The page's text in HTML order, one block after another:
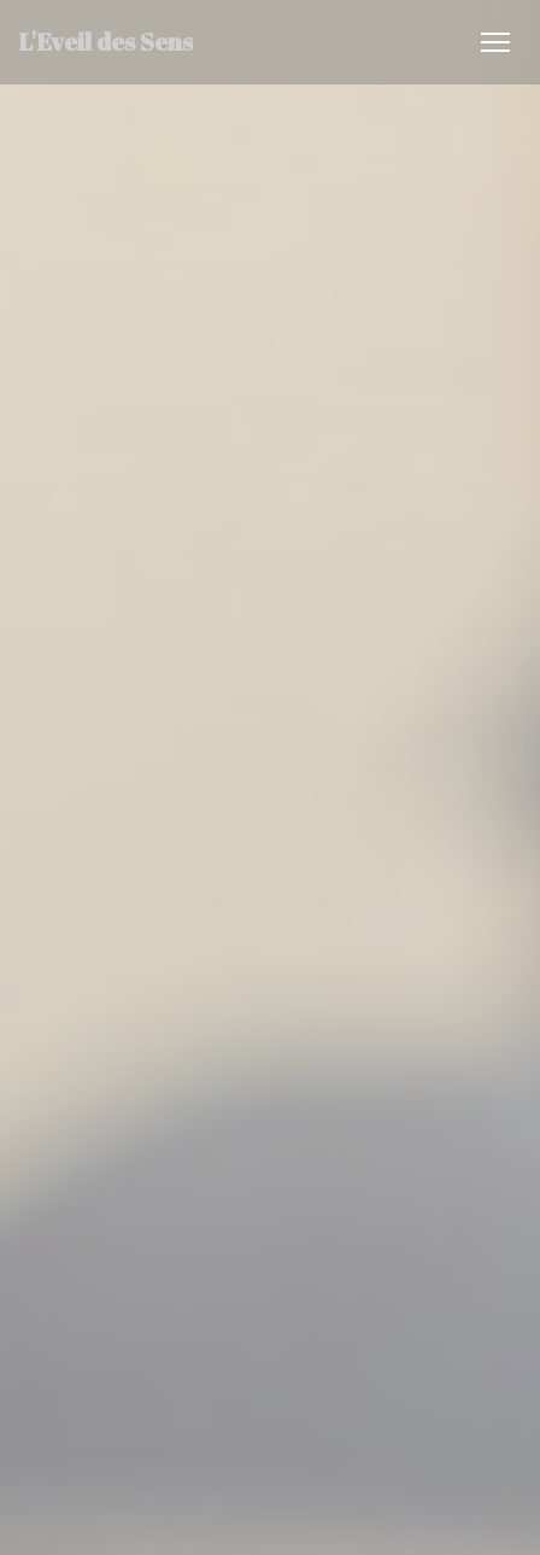
L'Eveil des Sens